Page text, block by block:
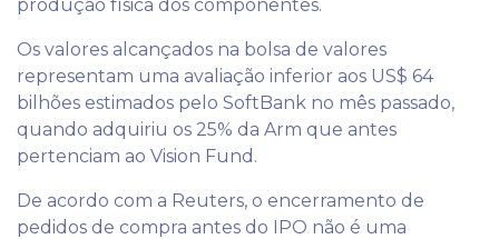
produção física dos componentes.
Os valores alcançados na bolsa de valores
representam uma avaliação inferior aos US$ 64
bilhões estimados pelo SoftBank no mês passado,
quando adquiriu os 25% da Arm que antes
pertenciam ao Vision Fund.
De acordo com a Reuters, o encerramento de
pedidos de compra antes do IPO não é uma